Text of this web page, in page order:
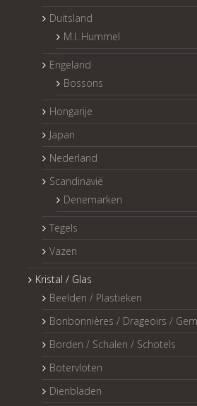
Duitsland
M.I. Hummel
Engeland
Bossons
Hongarije
Japan
Nederland
Scandinavië
Denemarken
Tegels
Vazen
Kristal / Glas
Beelden / Plastieken
Bonbonnières / Drageoirs /
Borden / Schalen / Schotels
Botervloten
Dienbladen